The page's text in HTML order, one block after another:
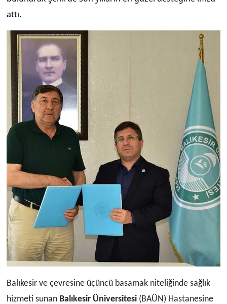
attı.
Balıkesir ve çevresine üçüncü basamak niteliğinde sağlık
hizmeti sunan Balıkesir Üniversitesi(BAÜN) Hastanesine